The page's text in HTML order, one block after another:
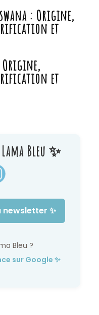
: Origine,
et
Origine,
et
Bleu ✨
newsletter ✨
Bleu ?
sur Google ✨